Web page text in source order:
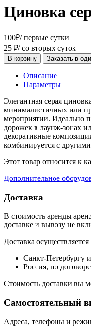
Циновка
100₽/ первые сутки
25 ₽/ со вторых суток
В корзину Заказать в
Описание
Параметры
Элегантная серая
минималистичных или
мероприятии. Идеально
дорожек в лаунж-зонах
декоративные
комбинируется с
Этот товар относится к
Дополнительное
Доставка
В стоимость аренды
доставке и вывозу не
Доставка осуществляется
Санкт-Петербургу
Россия, по
Стоимость доставки вы
Самостоятельный
Адреса, телефоны и